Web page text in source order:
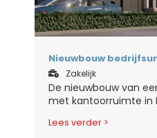
Nieuwbouw
Zakelijk
De nieuwbouw van
met kantoorruimte in
Lees verder >